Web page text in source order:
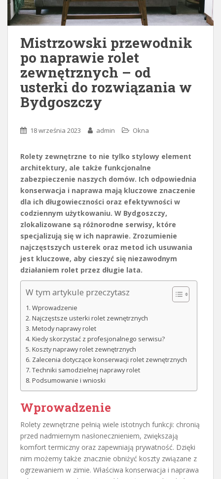
Mistrzowski przewodnik
po naprawie rolet
zewnętrznych – od
usterki do rozwiązania w
Bydgoszczy
18 września 2023 admin Okna
Rolety zewnętrzne to nie tylko stylowy element
architektury, ale także funkcjonalne
zabezpieczenie naszych domów. Ich odpowiednia
konserwacja i naprawa mają kluczowe znaczenie
dla ich długowieczności oraz efektywności w
codziennym użytkowaniu. W Bydgoszczy,
zlokalizowane są różnorodne serwisy, które
specjalizują się w ich naprawie. Zrozumienie
najczęstszych usterek oraz metod ich usuwania
jest kluczowe, aby cieszyć się niezawodnym
działaniem rolet przez długie lata.
W tym artykule przeczytasz
Wprowadzenie
Najczęstsze usterki rolet zewnętrznych
Metody naprawy rolet
Kiedy skorzystać z profesjonalnego serwisu?
Koszty naprawy rolet zewnętrznych
Zalecenia dotyczące konserwacji rolet zewnętrznych
Techniki samodzielnej naprawy rolet
Podsumowanie i wnioski
Wprowadzenie
Rolety zewnętrzne pełnią wiele istotnych funkcji: chronią
przed nadmiernym nasłonecznieniem, zwiększają
komfort termiczny oraz zapewniają prywatność. Dzięki
nim możemy także znacznie obniżyć koszty związane z
ogrzewaniem w zimie. Właściwa konserwacja i naprawa